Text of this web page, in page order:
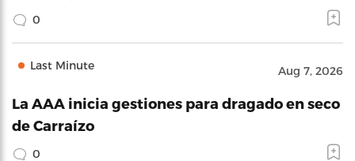
0
Last Minute Aug 7, 2026
La AAA inicia gestiones para dragado en seco
de Carraízo
0